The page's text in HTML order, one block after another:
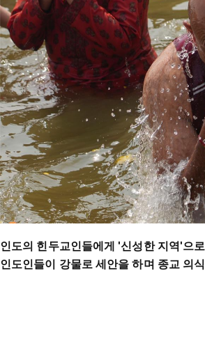
인도의 힌두교인들에게 '신성한 지역'으
인도인들이 강물로 세안을 하며 종교 의